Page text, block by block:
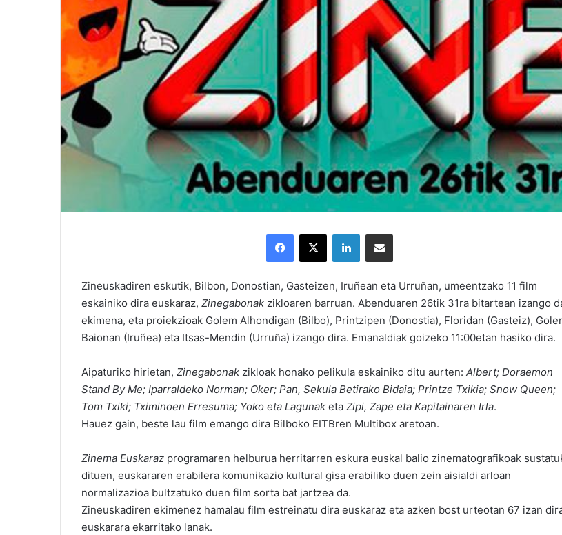
Zineuskadiren eskutik, Bilbon, Donostian, Gasteizen, Iruñean eta Urruñan, umeentzako 11 film
eskainiko dira euskaraz, Zinegabonak zikloaren barruan. Abenduaren 26tik 31ra bitartean izango
ekimena, eta proiekzioak Golem Alhondigan (Bilbo), Printzipen (Donostia), Floridan (Gasteiz),
Baionan (Iruñea) eta Itsas-Mendin (Urruña) izango dira. Emanaldiak goizeko 11:00etan hasiko dira.
Aipaturiko hirietan, Zinegabonak zikloak honako pelikula eskainiko ditu aurten: Albert; Doraemon
Stand By Me; Iparraldeko Norman; Oker; Pan, Sekula Betirako Bidaia; Printze Txikia; Snow Queen;
Tom Txiki; Tximinoen Erresuma; Yoko eta Lagunak eta Zipi, Zape eta Kapitainaren Irla.
Hauez gain, beste lau film emango dira Bilboko EITBren Multibox aretoan.
Zinema Euskaraz programaren helburua herritarren eskura euskal balio zinematografikoak
dituen, euskararen erabilera komunikazio kultural gisa erabiliko duen zein aisialdi arloan
normalizazioa bultzatuko duen film sorta bat jartzea da.
Zineuskadiren ekimenez hamalau film estreinatu dira euskaraz eta azken bost urteotan 67 izan
euskarara ekarritako lanak.